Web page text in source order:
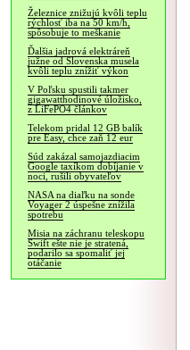
Železnice znižujú kvôli teplu
rýchlosť iba na 50 km/h,
spôsobuje to meškanie
Ďalšia jadrová elektráreň
južne od Slovenska musela
kvôli teplu znížiť výkon
V Poľsku spustili takmer
gigawatthodinové úložisko,
z LiFePO4 článkov
Telekom pridal 12 GB balík
pre Easy, chce zaň 12 eur
Súd zakázal samojazdiacim
Google taxíkom dobíjanie v
noci, rušili obyvateľov
NASA na diaľku na sonde
Voyager 2 úspešne znížila
spotrebu
Misia na záchranu teleskopu
Swift ešte nie je stratená,
podarilo sa spomaliť jej
otáčanie